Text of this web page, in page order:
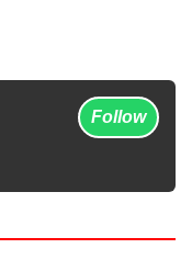
Follow